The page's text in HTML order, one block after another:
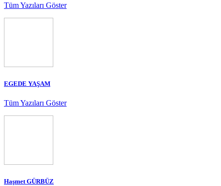
Tüm Yazıları Göster
EGEDE YAŞAM
Tüm Yazıları Göster
Haşmet GÜRBÜZ